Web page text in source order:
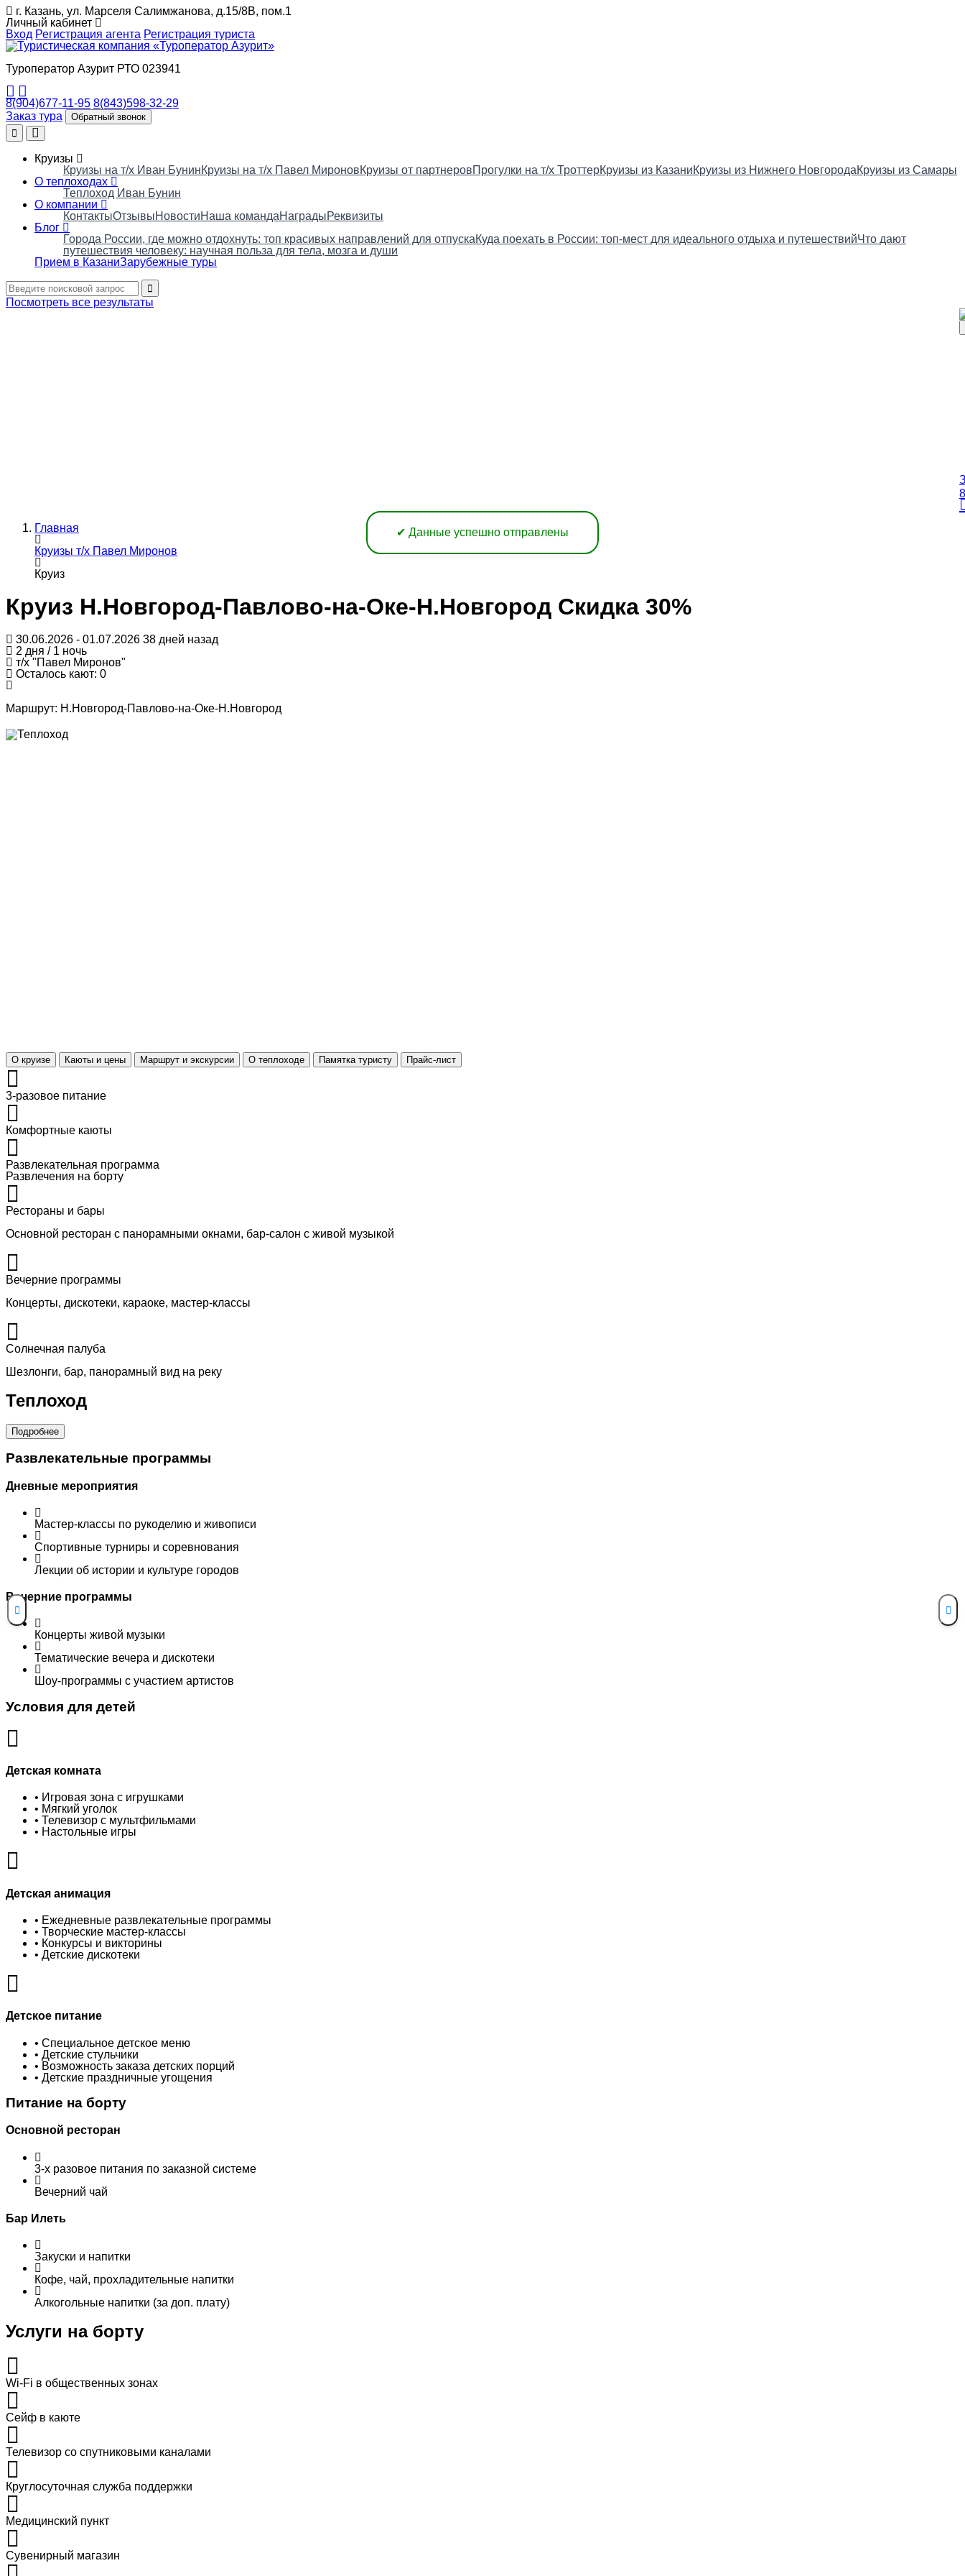
г. Казань, ул. Марселя Салимжанова, д.15/8В, пом.1
Личный кабинет
Вход Регистрация агента Регистрация туриста
Туроператор Азурит РТО 023941
8(904)677-11-95 8(843)598-32-29
Заказ тура
Обратный звонок
Круизы
Круизы на т/х Иван БунинКруизы на т/х Павел МироновКруизы от партнеровПрогулки на т/х ТроттерКруизы из КазаниКруизы из Нижнего НовгородаКруизы из Самары
О теплоходах
Теплоход Иван Бунин
О компании
КонтактыОтзывыНовостиНаша командаНаградыРеквизиты
Блог
Города России, где можно отдохнуть: топ красивых направлений для отпускаКуда поехать в России: топ‑мест для идеального отдыха и путешествийЧто дают
путешествия человеку: научная польза для тела, мозга и души
Прием в КазаниЗарубежные туры
Посмотреть все результаты
✔ Данные успешно отправлены
Главная
Круизы т/х Павел Миронов
Круиз
Круиз Н.Новгород-Павлово-на-Оке-Н.Новгород Скидка 30%
30.06.2026 - 01.07.2026 38 дней назад
2 дня / 1 ночь
т/х "Павел Миронов"
Осталось кают: 0
Маршрут: Н.Новгород-Павлово-на-Оке-Н.Новгород
О круизе Каюты и цены Маршрут и экскурсии О теплоходе Памятка туристу Прайс-лист
3-разовое питание
Комфортные каюты
Развлекательная программа
Развлечения на борту
Рестораны и бары
Основной ресторан с панорамными окнами, бар-салон с живой музыкой
Вечерние программы
Концерты, дискотеки, караоке, мастер-классы
Солнечная палуба
Шезлонги, бар, панорамный вид на реку
Теплоход
Подробнее
Развлекательные программы
Дневные мероприятия
Мастер-классы по рукоделию и живописи
Спортивные турниры и соревнования
Лекции об истории и культуре городов
Вечерние программы
Концерты живой музыки
Тематические вечера и дискотеки
Шоу-программы с участием артистов
Условия для детей
Детская комната
• Игровая зона с игрушками
• Мягкий уголок
• Телевизор с мультфильмами
• Настольные игры
Детская анимация
• Ежедневные развлекательные программы
• Творческие мастер-классы
• Конкурсы и викторины
• Детские дискотеки
Детское питание
• Специальное детское меню
• Детские стульчики
• Возможность заказа детских порций
• Детские праздничные угощения
Питание на борту
Основной ресторан
3-х разовое питания по заказной системе
Вечерний чай
Бар Илеть
Закуски и напитки
Кофе, чай, прохладительные напитки
Алкогольные напитки (за доп. плату)
Услуги на борту
Wi-Fi в общественных зонах
Сейф в каюте
Телевизор со спутниковыми каналами
Круглосуточная служба поддержки
Медицинский пункт
Сувенирный магазин